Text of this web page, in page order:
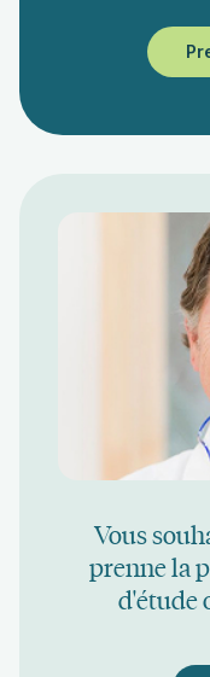
Vous
prenne la
d'étude